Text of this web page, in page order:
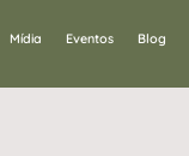
Mídia Eventos Blog